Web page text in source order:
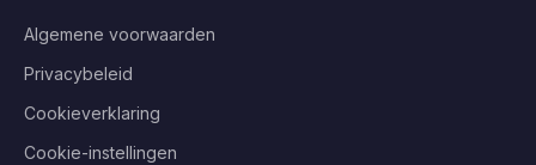
Algemene voorwaarden
Privacybeleid
Cookieverklaring
Cookie-instellingen